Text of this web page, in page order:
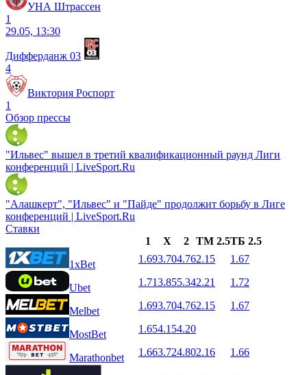
УНА Штрассен
1
29.05, 13:30
Дифферданж 03
4
Виктория Роспорт
1
Обзор прессы
"Ильвес" вышел в третий квалификационный раунд Лиги
конференций | LiveSport.Ru
"Алашкерт", "Ильвес" и "Пайде" продолжит борьбу в Лиге
конференций | LiveSport.Ru
Ставки
1
X 2 ТМ 2.5ТБ 2.5
1xBet
1.693.704.762.15 1.67
Ubet 1.713.855.342.21 1.72
Melbet 1.693.704.762.15 1.67
MostBet 1.654.154.20
Marathonbet 1.663.724.802.16 1.66